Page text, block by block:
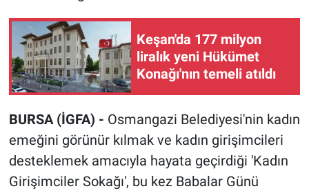
Keşan'da 177 milyon
liralık yeni Hükümet
Konağı'nın temeli atıldı
BURSA (İGFA) - Osmangazi Belediyesi'nin kadın
emeğini görünür kılmak ve kadın girişimcileri
desteklemek amacıyla hayata geçirdiği 'Kadın
Girişimciler Sokağı', bu kez Babalar Günü